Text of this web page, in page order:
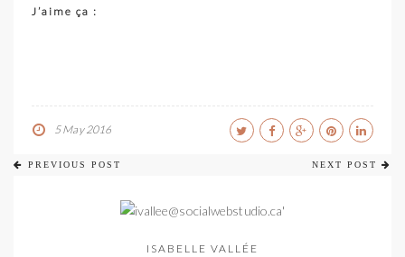
J’aime ça :
5 May 2016
PREVIOUS POST NEXT POST
ISABELLE VALLÉE